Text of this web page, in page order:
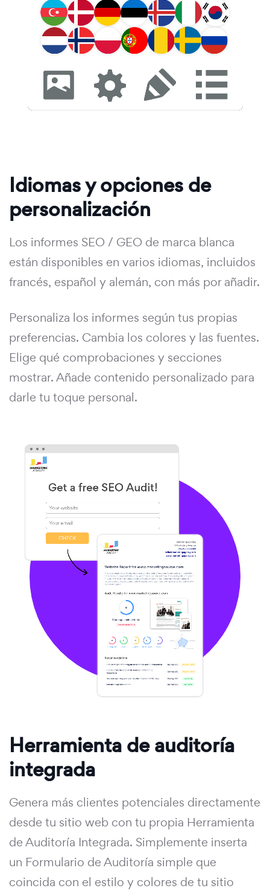
Idiomas y opciones de
personalización
Los informes SEO / GEO de marca blanca
están disponibles en varios idiomas, incluidos
francés, español y alemán, con más por añadir.
Personaliza los informes según tus propias
preferencias. Cambia los colores y las fuentes.
Elige qué comprobaciones y secciones
mostrar. Añade contenido personalizado para
darle tu toque personal.
Herramienta de auditoría
integrada
Genera más clientes potenciales directamente
desde tu sitio web con tu propia Herramienta
de Auditoría Integrada. Simplemente inserta
un Formulario de Auditoría simple que
coincida con el estilo y colores de tu sitio